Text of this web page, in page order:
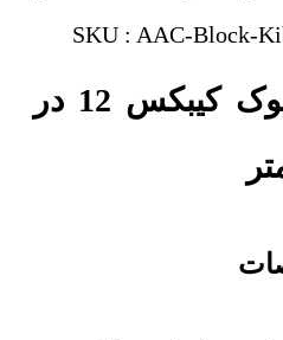
SKU : AAC-Block-
خرید اینترنتی بلوک کیبکس 12 در